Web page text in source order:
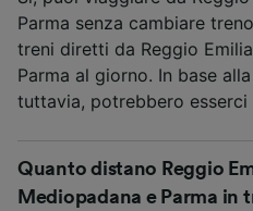
Parma senza cambiare
treni diretti da Reggio
Parma al giorno. In base
tuttavia, potrebbero
Quanto distano Reggio
Mediopadana e Parma in